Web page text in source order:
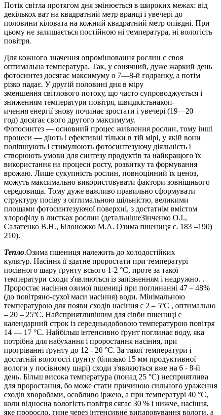
Потік світла протягом дня змінюється в широких межах: від
декількох ват на квадратний метр вранці і увечері до
половини кіловата на кожний квадрат­ний метр опівдні. При
цьому не залишається постійною ні температура, ні вологість
повітря.
Для кожного значення опромінювання рослин є своя
оптимальна температура. Так, у сонячний, дуже жаркий день
фотосинтез досягає максимуму о 7—8-й годранку, а потім
різко падає. У другій половині дня в міру
зменшення світлового потоку, що час­то супроводжується і
зни­женням температури по­вітря, швидкістьнакоп­
ичення енергії знову починає зростати і увечері (19—20
год) досягає свого другого максимуму.
Фотосинтез — основний процес живлення рослин, тому інші
процеси — діють і ефективні тільки в тій мірі, у якій вони
поліпшують і стимулюють фотосинтезуючу діяльність і
створюють умови для синтезу продуктів та найкращого їх
використання на процеси росту, розвитку та формування
врожаю. Лише сукупність рослин, повноцінний їх ценоз,
можуть максимально використовувати фактори зовнішньо­го
середовища. Тому дуже важливо правильно сформува­ти
структуру посіву з оптимальною щільністю, великими
площами фотосинтезуючої поверхні, з достатнім вмістом
хлорофілу в листках рослин (детальнішеЗінченко О.І.,
Салатенко В.Н., Білоножко М.А. Озима пшениця с. 183 –190)
210).
Тепло.Озима пшениця належить до холодостійких
культур. На­сіння її здатне проростати при температурі
посівного шару ґрунту всього 1-2 °С, проте за такої
температури сходи з'являються із за­пізненням і недружно. .
Проростає насіння озимої пшениці при поглинанні 47 – 48%
(до повітряно-сухої маси насіння) води. Мінімальною
температурою для появи сходів насіння є 2 – 5ºС , оптимально
– 20 – 25ºС. Найсприятливішим для сівби пшениці є
календарний строк із середньодобовою температу­рою повітря
14 — 17 °С. Найбільш інтенсивно ґрунт поглинає воду, яка
потрібна для набухання і проростання насіння, при
прогріванні ґрунту до 12 - 20 °С. За такої температури і
достатній вологості ґру­нту (близько 15 мм продуктивної
вологи у посівному шарі) сходи з'являються вже на 6 - 8-й
день. Більш висока температура (понад 25 °С) несприятлива
для проростання, бо може стати причиною си­льного ураження
сходів хворобами, особливо іржею, а при темпе­ратурі 40 °С,
коли відносна вологість повітря сягає 30 % і нижче, насіння,
яке проросло, гине через інтенсивне випаровування воло­ги, а